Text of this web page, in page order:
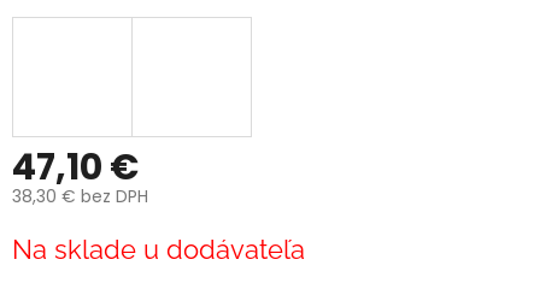
47,10 €
38,30 € bez DPH
cena:
Na sklade u dodávateľa